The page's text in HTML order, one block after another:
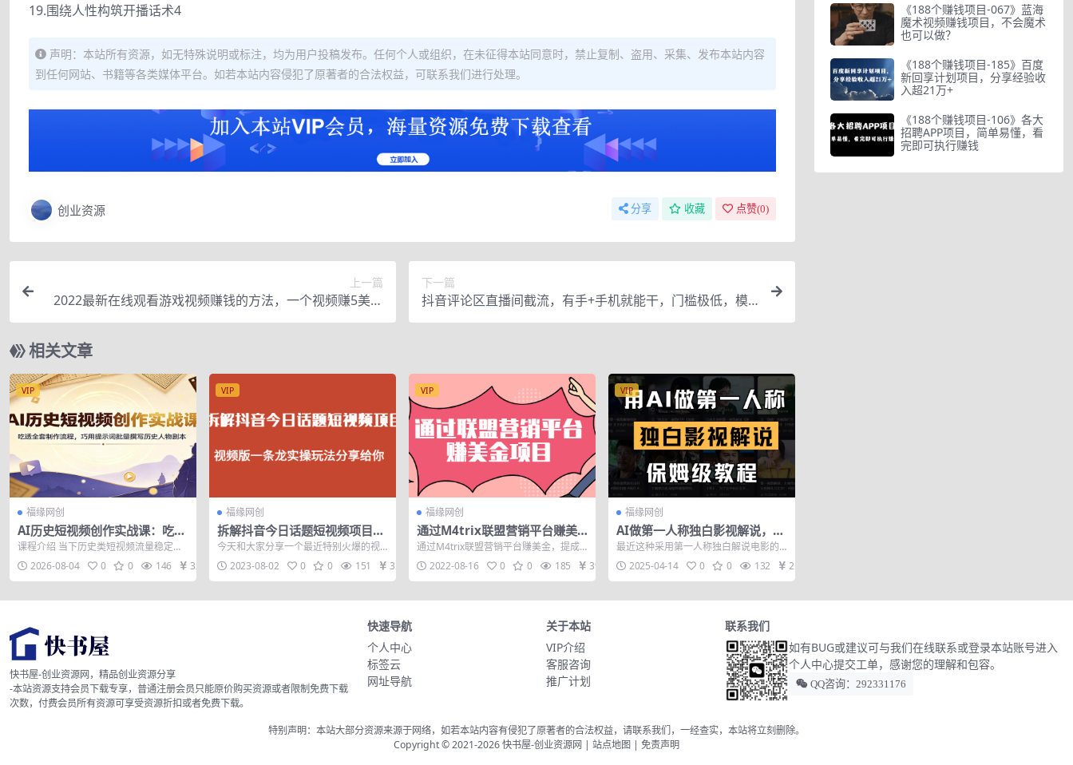
19.围绕人性构筑开播话术4
声明：本站所有资源，如无特殊说明或标注，均为用户投稿发布。任何个人或组织，在未征得本站同意时，禁止复制、盗用、采集、发布本站内容
到任何网站、书籍等各类媒体平台。如若本站内容侵犯了原著者的合法权益，可联系我们进行处理。
创业资源 分享 收藏 点赞(0)
上一篇
2022最新在线观看游戏视频赚钱的方法，一个视频赚5美元
（详细过程）
下一篇
抖音评论区直播间截流，有手+手机就能干，门槛极低，模
式可大量复制（价值1888元）
相关文章
VIP
福缘网创
AI历史短视频创作实战课：吃透
全套制作流程，巧用提示词批量
撰写历史人物剧本
课程介绍 当下历史类短视频流量稳定，
但不少创作者苦于文案枯燥、脚本难
写、画面制作...
2026-08-04 0 0 146 32
VIP
福缘网创
拆解抖音今日话题短视频项目，
视频版一条龙实操玩法分享给你
今天和大家分享一个最近特别火爆的视
频，今日话题视频玩法，相信有很多小
伙伴在刷抖音...
2023-08-02 0 0 151 32
VIP
福缘网创
通过M4trix联盟营销平台赚美
金，提成高达70美元，轻松日赚
320+【视频教程】
通过M4trix联盟营销平台赚美金，提成
高达70美元，轻松日赚320+【视频教
程...2022-08-16 0 0 185 39
VIP
福缘网创
AI做第一人称独白影视解说，手
把手教学，保姆级教程
最近这种采用第一人称独白解说电影的
视频很火，就像这位博主，6条作品跑了
11万粉，...
2025-04-14 0 0 132 25
《188个赚钱项目-067》蓝海
魔术视频赚钱项目，不会魔术
也可以做？
《188个赚钱项目-185》百度
新回享计划项目，分享经验收
入超21万+
《188个赚钱项目-106》各大
招聘APP项目，简单易懂，看
完即可执行赚钱
快书屋-创业资源网，精品创业资源分享
-本站资源支持会员下载专享，普通注册会员只能原价购买资源或者限制免费下载
次数，付费会员所有资源可享受资源折扣或者免费下载。
快速导航
个人中心
标签云
网址导航
关于本站
VIP介绍
客服咨询
推广计划
联系我们
如有BUG或建议可与我们在线联系或登录本站账号进入
个人中心提交工单，感谢您的理解和包容。
QQ咨询：292331176
特别声明：本站大部分资源来源于网络，如若本站内容有侵犯了原著者的合法权益，请联系我们，一经查实，本站将立刻删除。
Copyright © 2021-2026快书屋-创业资源网 站点地图 免责声明